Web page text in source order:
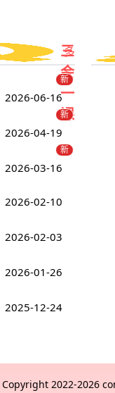
三
会
一
课
多
>
2026-06-16
新
2026-04-19
新
2026-03-16
新
2026-02-10
2026-02-03
2026-01-26
2025-12-24
Copyright 2022-2026